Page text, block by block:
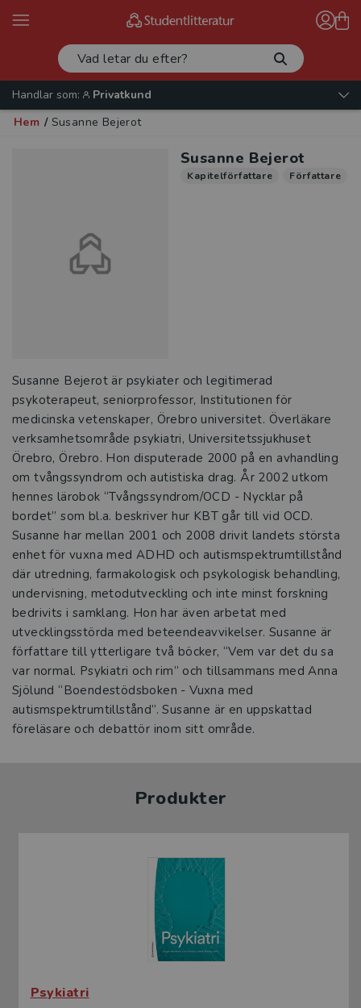
Handlar som:
Privatkund
Hem / Susanne Bejerot
Susanne Bejerot
Kapitelförfattare Författare
Susanne Bejerot är psykiater och legitimerad
psykoterapeut, seniorprofessor, Institutionen för
medicinska vetenskaper, Örebro universitet. Överläkare
verksamhetsområde psykiatri, Universitetssjukhuset
Örebro, Örebro. Hon disputerade 2000 på en avhandling
om tvångssyndrom och autistiska drag. År 2002 utkom
hennes lärobok “Tvångssyndrom/OCD - Nycklar på
bordet” som bl.a. beskriver hur KBT går till vid OCD.
Susanne har mellan 2001 och 2008 drivit landets största
enhet för vuxna med ADHD och autismspektrumtillstånd
där utredning, farmakologisk och psykologisk behandling,
undervisning, metodutveckling och inte minst forskning
bedrivits i samklang. Hon har även arbetat med
utvecklingsstörda med beteendeavvikelser. Susanne är
författare till ytterligare två böcker, “Vem var det du sa
var normal. Psykiatri och rim” och tillsammans med Anna
Sjölund “Boendestödsboken - Vuxna med
autismspektrumtillstånd”. Susanne är en uppskattad
föreläsare och debattör inom sitt område.
Produkter
Psykiatri